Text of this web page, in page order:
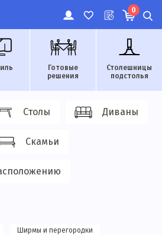
0
Готовые
решения
Столешницы
подстолья
Столы Диваны
Скамьи
Ширмы и перегородки